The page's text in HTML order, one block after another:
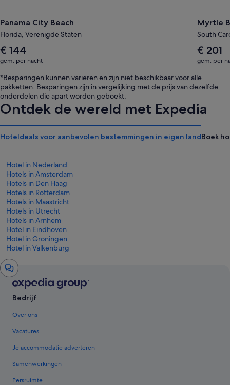
Panama City Beach
Florida, Verenigde Staten
De
gemiddelde
prijs
per
nacht
is
€ 144
€ 144
gem. per nacht
Myrtle
South
De
prijs
per
nacht
€ 201
€ 201
gem. per
*Besparingen kunnen variëren en zijn niet beschikbaar voor alle
pakketten. Besparingen zijn in vergelijking met de prijs van dezelfde
onderdelen die apart worden geboekt.
Ontdek de wereld met Expedia
Hoteldeals voor aanbevolen bestemmingen in eigen landBoek
Hotel in Nederland
Hotels in Amsterdam
Hotels in Den Haag
Hotels in Rotterdam
Hotels in Maastricht
Hotels in Utrecht
Hotels in Arnhem
Hotel in Eindhoven
Hotel in Groningen
Hotel in Valkenburg
Chatvenster
Bedrijf
Over ons
Vacatures
Je accommodatie adverteren
Samenwerkingen
Persruimte